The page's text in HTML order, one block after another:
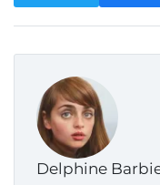
Delphine